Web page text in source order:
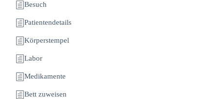
Besuch
Patientendetails
Körperstempel
Labor
Medikamente
Bett zuweisen